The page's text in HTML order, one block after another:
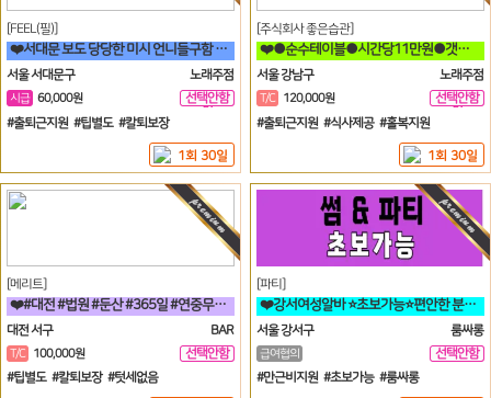
[FEEL(필)]
❤️서대문 보도 당당한 미시 언니들구함 초보 직장인 투잡 알바도 가능❤️
서울 서대문구
노래주점
시급 60,000원
선택안함
일
#출퇴근지원 #팁별도 #칼퇴보장
1회 30일
[주식회사 좋은습관]
❤️●순수테이블●시간당11만원●갯수보장제●❤️
서울 강남구
노래주점
T/C 120,000원
선택안함
일
#출퇴근지원 #식사제공 #홀복지원
1회 30일
[메리트]
❤️#대전 #법원 #둔산 #365일 #연중무휴 #초보자환영 #당일지급 #
대전 서구
BAR
T/C 100,000원
선택안함
일
#팁별도 #칼퇴보장 #텃세없음
[파티]
❤️강서여성알바 ⭐초보가능⭐편안한 분위기에서 일하실분❤️
서울 강서구
룸싸롱
급여협의
선택안함
일
#만근비지원 #초보가능 #룸싸롱